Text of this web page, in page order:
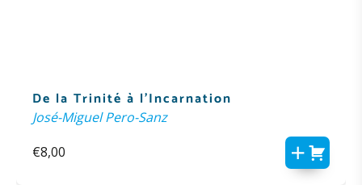
De la Trinité à l’Incarnation
José-Miguel Pero-Sanz
€8,00